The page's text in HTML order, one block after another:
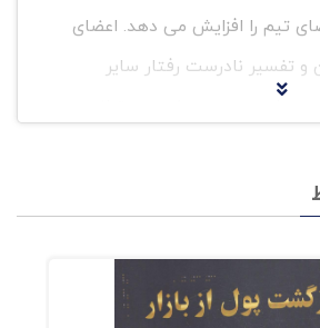
تیم را افزایش می دهد. اعضای
و تفسیر نادرست رفتار سایر
بر این،دانش انیاگرام می تواتند
تیم و همچنین در گسترش
رفتارهای مبتنی بر تیم در مراحل